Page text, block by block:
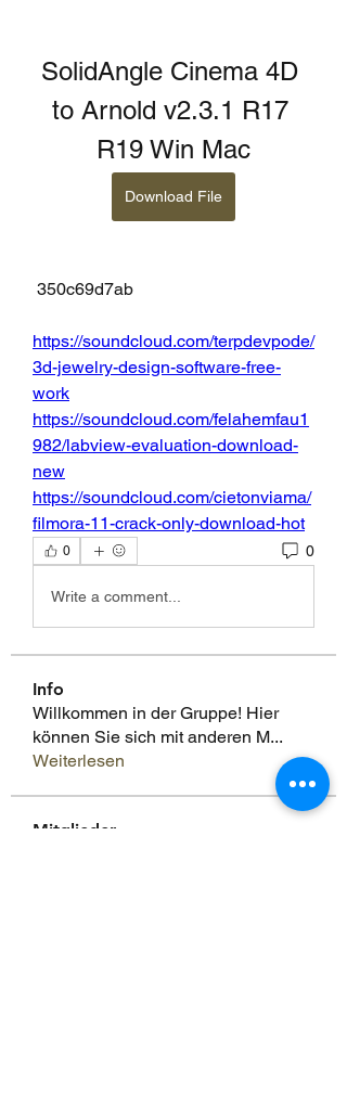
SolidAngle Cinema 4D
to Arnold v2.3.1 R17
R19 Win Mac
Download File
350c69d7ab
https://soundcloud.com/terpdevpode/
3d-jewelry-design-software-free-
work
https://soundcloud.com/felahemfau1
982/labview-evaluation-download-
new
https://soundcloud.com/cietonviama/
filmora-11-crack-only-download-hot
0 0
Write a comment...
Info
Willkommen in der Gruppe! Hier
können Sie sich mit anderen M...
Weiterlesen
Mitglieder